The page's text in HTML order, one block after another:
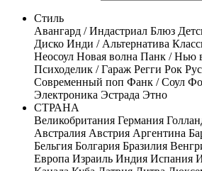
Стиль
Авангард / Индастриал Блюз
Диско Инди / Альтернатива
Неосоул Новая волна Панк / Нью
Психоделик / Гараж Регги Рок
Современный поп Фанк / Соул
Электроника Эстрада Этно
СТРАНА
Великобритания Германия
Австралия Австрия Аргентина
Бельгия Болгария Бразилия
Европа Израиль Индия Испания